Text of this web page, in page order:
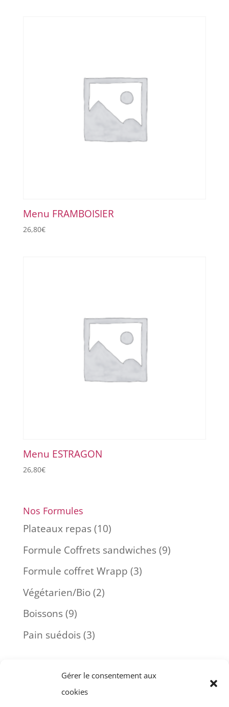
Gérer le consentement aux
cookies
Menu FRAMBOISIER
26,80€
Menu ESTRAGON
26,80€
Nos Formules
Plateaux repas (10)
Formule Coffrets sandwiches (9)
Formule coffret Wrapp (3)
Végétarien/Bio (2)
Boissons (9)
Pain suédois (3)
Mon compte